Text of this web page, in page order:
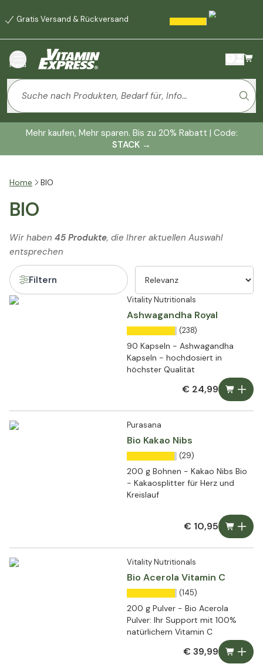
Gratis Versand & Rückversand
Menü
Mehr kaufen, Mehr sparen. Bis zu 20% Rabatt | Code:
STACK →
Home BIO
BIO
Wir haben 45 Produkte, die Ihrer aktuellen Auswahl
entsprechen
Filtern
Vitality Nutritionals
Ashwagandha Royal
(238)
90 Kapseln - Ashwagandha
Kapseln - hochdosiert in
höchster Qualität
€ 24,99
Purasana
Bio Kakao Nibs
(29)
200 g Bohnen - Kakao Nibs Bio
- Kakaosplitter für Herz und
Kreislauf
€ 10,95
Vitality Nutritionals
Bio Acerola Vitamin C
(145)
200 g Pulver - Bio Acerola
Pulver: Ihr Support mit 100%
natürlichem Vitamin C
€ 39,99